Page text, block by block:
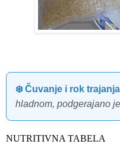
❄️ Čuvanje i rok
hladnom, podgerajano
NUTRITIVNA TABELA